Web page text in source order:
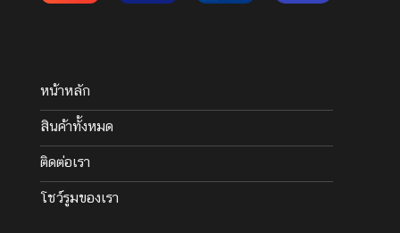
หน้าหลัก
สินค้าทั้งหมด
ติดต่อเรา
โชว์รูมของเรา